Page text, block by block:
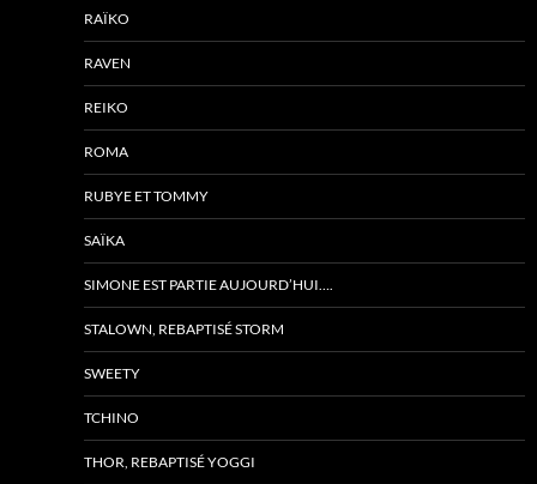
RAÏKO
RAVEN
REIKO
ROMA
RUBYE ET TOMMY
SAÏKA
SIMONE EST PARTIE AUJOURD’HUI….
STALOWN, REBAPTISÉ STORM
SWEETY
TCHINO
THOR, REBAPTISÉ YOGGI